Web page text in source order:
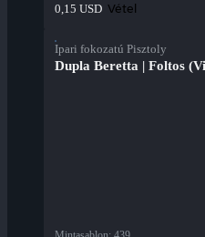
0,15 USD Vétel
Ipari fokozatú Pisztoly
Dupla Beretta | Foltos